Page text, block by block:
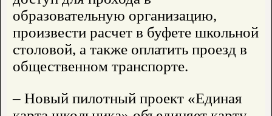
образовательную организацию,
произвести расчет в буфете школьной
столовой, а также оплатить проезд в
общественном транспорте.
– Новый пилотный проект «Единая